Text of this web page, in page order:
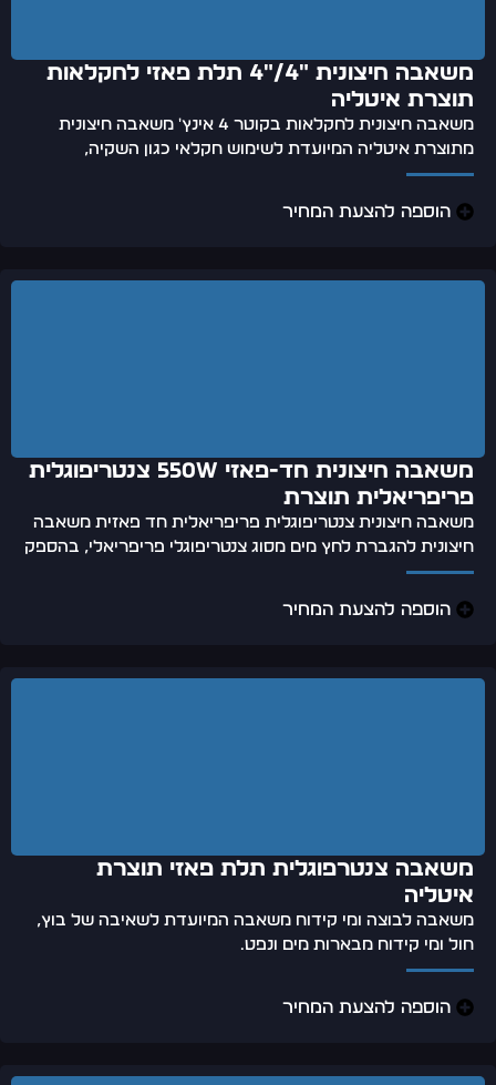
משאבה חיצונית "4/"4 תלת פאזי לחקלאות
תוצרת איטליה
משאבה חיצונית לחקלאות בקוטר 4 אינץ' משאבה חיצונית
מתוצרת איטליה המיועדת לשימוש חקלאי כגון השקיה,
הוספה להצעת המחיר
משאבה חיצונית חד-פאזי 550w צנטריפוגלית
פריפריאלית תוצרת
משאבה חיצונית צנטריפוגלית פריפריאלית חד פאזית משאבה
חיצונית להגברת לחץ מים מסוג צנטריפוגלי פריפריאלי, בהספק
הוספה להצעת המחיר
משאבה צנטרפוגלית תלת פאזי תוצרת
איטליה
משאבה לבוצה ומי קידוח משאבה המיועדת לשאיבה של בוץ,
חול ומי קידוח מבארות מים ונפט.
הוספה להצעת המחיר